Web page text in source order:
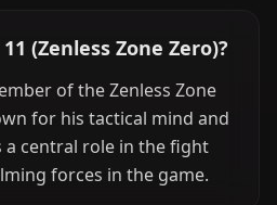
(Zenless Zone Zero)?
of the Zenless Zone
for his tactical mind and
a central role in the fight
forces in the game.